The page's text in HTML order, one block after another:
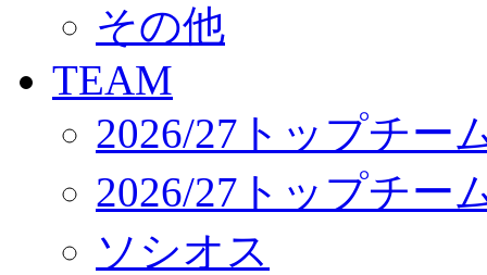
サステナビリティ
Web制作支援
応援プロジェクト
その他
TEAM
2026/27トップチー
2026/27トップチー
ソシオス